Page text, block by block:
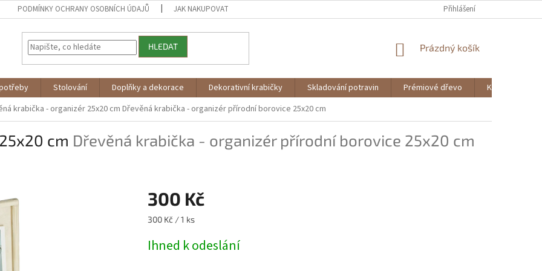
PODMÍNKY OCHRANY OSOBNÍCH ÚDAJŮ JAK NAKUPOVAT Přihlášení
HLEDAT
NÁKUPNÍ
Prázdný košík
Stolování Doplňky a dekorace Dekorativní krabičky Skladování potravin Prémiové dřevo
Knihy
krabička - organizér 25x20 cmDřevěná krabička - organizér přírodní borovice 25x20 cm
cm Dřevěná krabička - organizér přírodní borovice 25x20 cm
300 Kč
Měrná
300 Kč / 1 ks
Ihned k odeslání